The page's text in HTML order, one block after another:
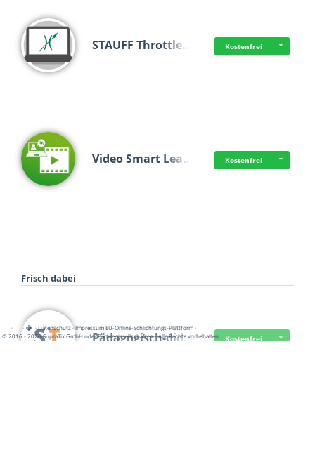
STAUFF Throttle… Kostenfrei
Video Smart Lea… Kostenfrei
Frisch dabei
Pädagogisch-did… Kostenfrei
· · ·Datenschutz·Impressum EU-Online-Schlichtungs-Plattform·
© 2016 - 2026 SupraTix GmbH oder Partnergesellschaften - Alle Rechte vorbehalten.